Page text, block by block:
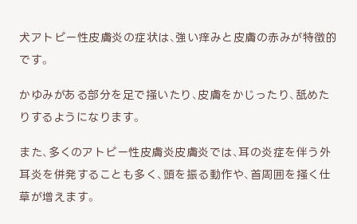
犬アトピー性皮膚炎の症状は、強い痒みと皮膚の赤みが特徴的
です。
かゆみがある部分を足で掻いたり、皮膚をかじったり、舐めた
りするようになります。
また、多くのアトピー性皮膚炎皮膚炎では、耳の炎症を伴う外
耳炎を併発することも多く、頭を振る動作や、首周囲を掻く仕
草が増えます。